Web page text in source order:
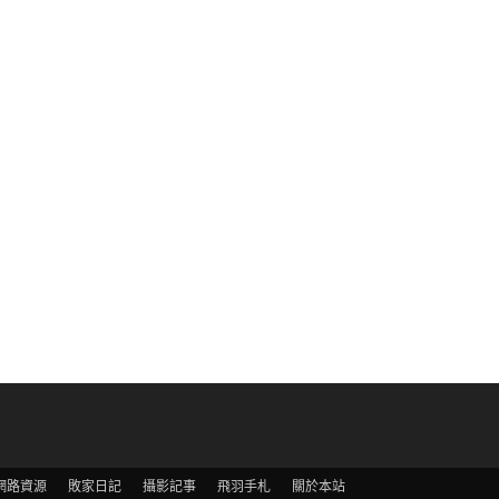
路資源 敗家日記 攝影記事 飛羽手札 關於本站